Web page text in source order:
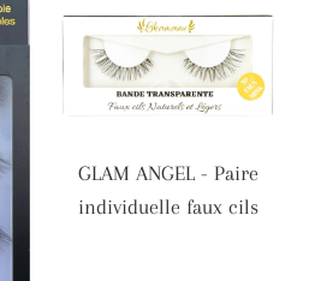
GLAM ANGEL - Paire
individuelle faux cils